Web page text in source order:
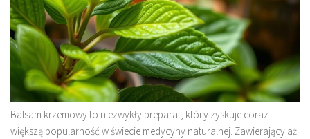
Balsam krzemowy to niezwykły preparat, który zyskuje coraz
większą popularność w świecie medycyny naturalnej. Zawierający aż